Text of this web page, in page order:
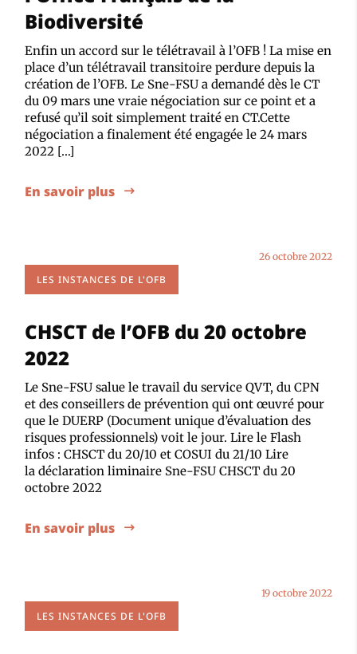
Biodiversité
Enfin un accord sur le télétravail à l’OFB ! La mise en
place d’un télétravail transitoire perdure depuis la
création de l’OFB. Le Sne-FSU a demandé dès le CT
du 09 mars une vraie négociation sur ce point et a
refusé qu’il soit simplement traité en CT.Cette
négociation a finalement été engagée le 24 mars
2022 […]
En savoir plus
LES INSTANCES DE L'OFB
26 octobre 2022
CHSCT de l’OFB du 20 octobre
2022
Le Sne-FSU salue le travail du service QVT, du CPN
et des conseillers de prévention qui ont œuvré pour
que le DUERP (Document unique d’évaluation des
risques professionnels) voit le jour. Lire le Flash
infos : CHSCT du 20/10 et COSUI du 21/10 Lire
la déclaration liminaire Sne-FSU CHSCT du 20
octobre 2022
En savoir plus
LES INSTANCES DE L'OFB
19 octobre 2022